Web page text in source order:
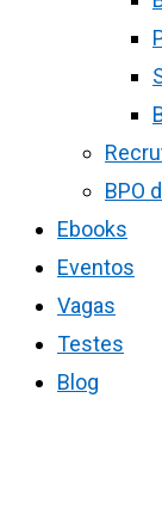
BPO
Ebooks
Eventos
Vagas
Testes
Blog